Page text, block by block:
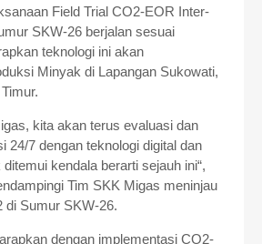
Field Trial CO2-EOR Inter-
SKW-26 berjalan sesuai
teknologi ini akan
Minyak di Lapangan Sukowati,
kita akan terus evaluasi dan
24/7 dengan teknologi digital dan
kendala berarti sejauh ini“,
Tim SKK Migas meninjau
di Sumur SKW-26.
dengan implementasi CO2-